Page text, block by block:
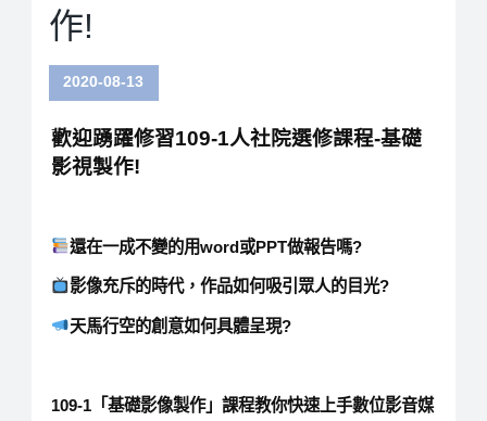
作!
2020-08-13
歡迎踴躍修習109-1人社院選修課程-基礎
影視製作!
還在一成不變的用word或PPT做報告嗎?
影像充斥的時代，作品如何吸引眾人的目光?
天馬行空的創意如何具體呈現?
109-1「基礎影像製作」課程教你快速上手數位影音媒